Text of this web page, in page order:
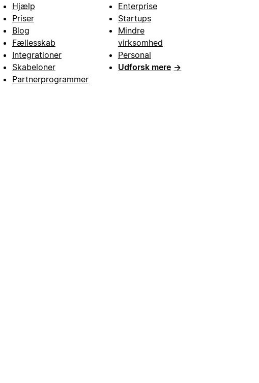
Hjælp
Priser
Blog
Fællesskab
Integrationer
Skabeloner
Partnerprogrammer
Enterprise
Startups
Mindre
virksomhed
Personal
Udforsk mere →